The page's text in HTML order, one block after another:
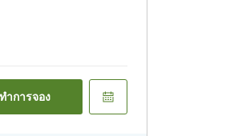
ทำการจอง